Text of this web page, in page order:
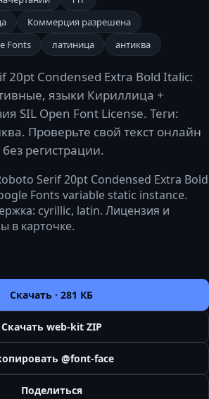
Коммерция разрешена
Fonts латиница антиква
20pt Condensed Extra Bold Italic:
языки Кириллица +
SIL Open Font License. Теги:
Проверьте свой текст онлайн
регистрации.
Serif 20pt Condensed Extra Bold
Fonts variable static instance.
cyrillic, latin. Лицензия и
в карточке.
Скачать · 281 КБ
Скачать web-kit ZIP
@font-face
Поделиться